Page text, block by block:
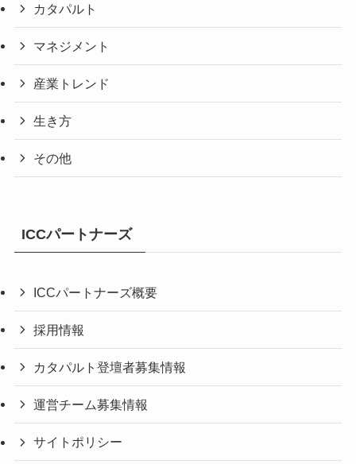
カタパルト
マネジメント
産業トレンド
生き方
その他
ICCパートナーズ
ICCパートナーズ概要
採用情報
カタパルト登壇者募集情報
運営チーム募集情報
サイトポリシー